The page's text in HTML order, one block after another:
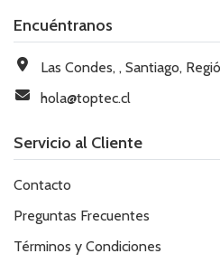
Encuéntranos
Las Condes, , Santiago,
hola@toptec.cl
Servicio al Cliente
Contacto
Preguntas Frecuentes
Términos y Condiciones